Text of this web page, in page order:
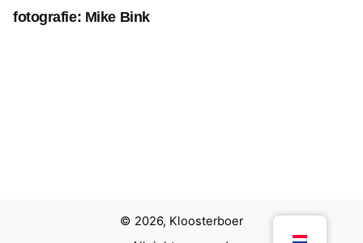
fotografie: Mike Bink
© 2026, Kloosterboer